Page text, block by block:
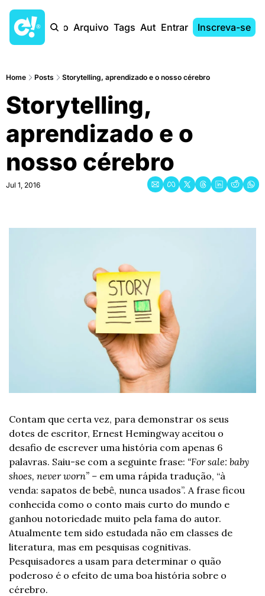
Início Arquivo Tags AutoresEntrar Inscreva-se
Home Posts Storytelling, aprendizado e o nosso cérebro
Storytelling,
aprendizado e o
nosso cérebro
Jul 1, 2016
Contam que certa vez, para demonstrar os seus
dotes de escritor, Ernest Hemingway aceitou o
desafio de escrever uma história com apenas 6
palavras. Saiu-se com a seguinte frase: “For sale: baby
shoes, never worn” – em uma rápida tradução, “à
venda: sapatos de bebê, nunca usados”. A frase ficou
conhecida como o conto mais curto do mundo e
ganhou notoriedade muito pela fama do autor.
Atualmente tem sido estudada não em classes de
literatura, mas em pesquisas cognitivas.
Pesquisadores a usam para determinar o quão
poderoso é o efeito de uma boa história sobre o
cérebro.